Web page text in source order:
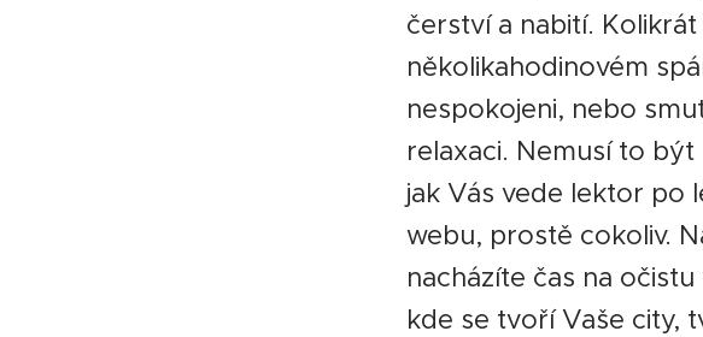
čerství a nabití.
několikahodinovém
nespokojeni, nebo
relaxaci. Nemusí to
jak Vás vede lektor po
webu, prostě cokoliv.
nacházíte čas na
kde se tvoří Vaše city,